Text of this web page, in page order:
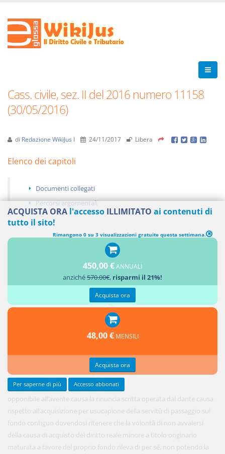
Cass. civile, sez. II del 2016 numero 11158
(30/05/2016)
di Redazione WikiJus I 24/11/2017 Libera
Elenco dei capitoli
Documenti collegati
Percorsi argomentali
opponibile all’avente causa la rinuncia scritta operata dal dante causa
rispetto all’acquisizione per usucapione della servitù di passaggio sul
fondo contiguo dovendosi ritenere che la volontà di non avvalersi
della causa di acquisto del diritto reale minore a titolo originario
maturata a favore del proprio fondo rileva di per sé, non potendo la
ACQUISTA ORA l'accesso ILLIMITATO ai contenuti di
tutto il sito!
Rimangono 0 su 3 visualizzazioni gratuite questa settimana.
450,00 €ANNUALI
anziché570.00€, risparmi il 21%!
Acquista ora
48,00 € MENSILI
Acquista ora
Per saperne di più Accesso abbonati